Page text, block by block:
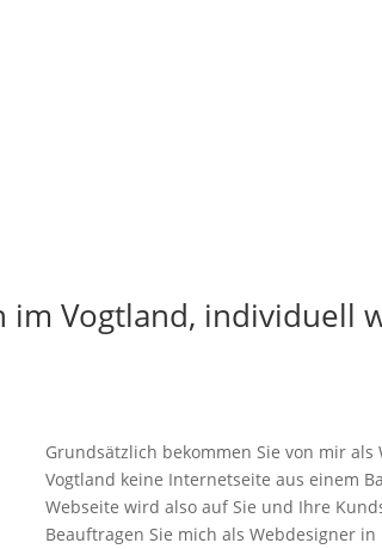
im Vogtland, individuell
Grundsätzlich bekommen Sie von mir
Vogtland keine Internetseite aus einem
Webseite wird also auf Sie und Ihre
Beauftragen Sie mich als Webdesigner